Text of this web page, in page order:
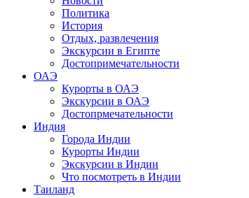
Политика
История
Отдых, развлечения
Экскурсии в Египте
Достопримечательности
ОАЭ
Курорты в ОАЭ
Экскурсии в ОАЭ
Достопрмечательности
Индия
Города Индии
Курорты Индии
Экскурсии в Индии
Что посмотреть в Индии
Таиланд